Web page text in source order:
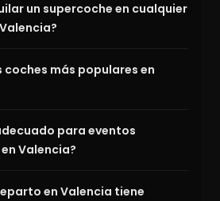
un supercoche en cualquier
coches más populares en
para eventos
Valencia?
en Valencia tiene